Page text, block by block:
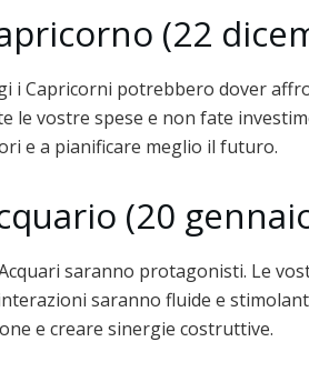
(22
i Capricorni potrebbero dover
le vostre spese e non fate
e a pianificare meglio il futuro.
(20
saranno protagonisti. Le
saranno fluide e
e creare sinergie costruttive.